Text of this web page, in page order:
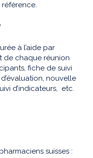
à l’aide par
de chaque réunion
fiche de suivi
nouvelle
d’indicateurs, etc.
suisses :